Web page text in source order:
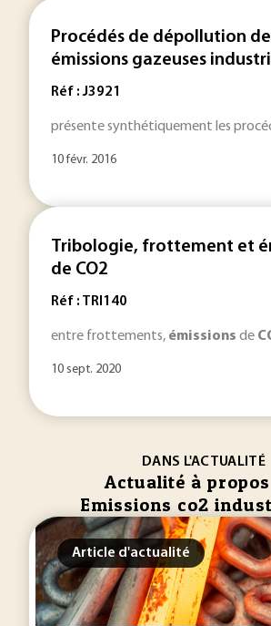
Procédés de dépollution
émissions gazeuses
Réf : J3921
présente synthétiquement les
10 févr. 2016
Tribologie, frottement et
de CO2
Réf : TRI140
entre frottements, émissions de
10 sept. 2020
DANS L'ACTUALITÉ
Actualité à
Emissions co2
Article d'actualité